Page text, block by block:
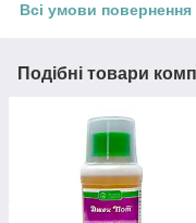
Всі умови повернення
Подібні товари